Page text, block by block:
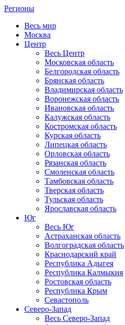
Регионы
Весь мир
Москва
Центр
Весь Центр
Московская область
Белгородская область
Брянская область
Владимирская область
Воронежская область
Ивановская область
Калужская область
Костромская область
Курская область
Липецкая область
Орловская область
Рязанская область
Смоленская область
Тамбовская область
Тверская область
Тульская область
Ярославская область
Юг
Весь Юг
Астраханская область
Волгоградская область
Краснодарский край
Республика Адыгея
Республика Калмыкия
Ростовская область
Республика Крым
Севастополь
Северо-Запад
Весь Северо-Запад